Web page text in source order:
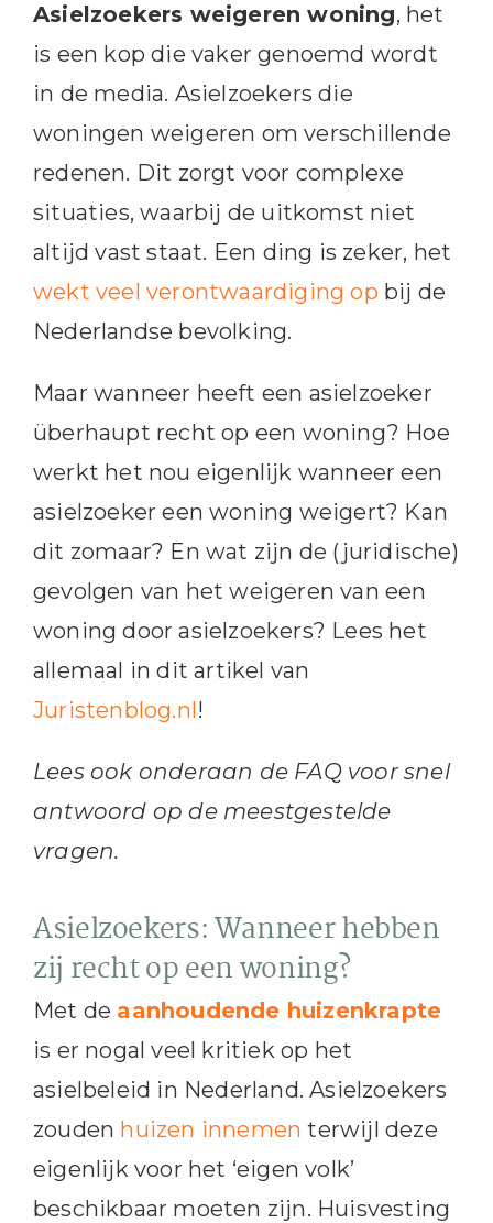
Asielzoekers weigeren woning, het
is een kop die vaker genoemd wordt
in de media. Asielzoekers die
woningen weigeren om verschillende
redenen. Dit zorgt voor complexe
situaties, waarbij de uitkomst niet
altijd vast staat. Een ding is zeker, het
wekt veel verontwaardiging op bij de
Nederlandse bevolking.
Maar wanneer heeft een asielzoeker
überhaupt recht op een woning? Hoe
werkt het nou eigenlijk wanneer een
asielzoeker een woning weigert? Kan
dit zomaar? En wat zijn de (juridische)
gevolgen van het weigeren van een
woning door asielzoekers? Lees het
allemaal in dit artikel van
Juristenblog.nl!
Lees ook onderaan de FAQ voor snel
antwoord op de meestgestelde
vragen.
Asielzoekers: Wanneer hebben
zij recht op een woning?
Met de aanhoudende huizenkrapte
is er nogal veel kritiek op het
asielbeleid in Nederland. Asielzoekers
zouden huizen innemen terwijl deze
eigenlijk voor het ‘eigen volk’
beschikbaar moeten zijn. Huisvesting